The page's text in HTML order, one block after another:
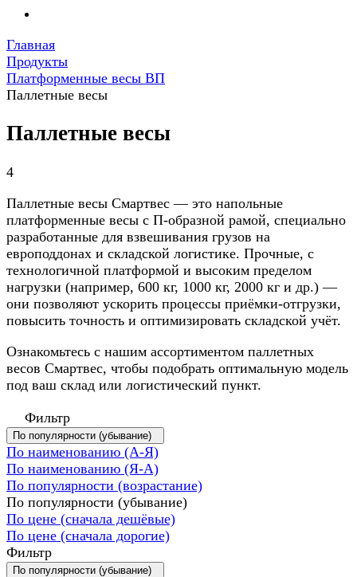
Главная
Продукты
Платформенные весы ВП
Паллетные весы
Паллетные весы
4
Паллетные весы Смартвес — это напольные
платформенные весы с П-образной рамой, специально
разработанные для взвешивания грузов на
европоддонах и складской логистике. Прочные, с
технологичной платформой и высоким пределом
нагрузки (например, 600 кг, 1000 кг, 2000 кг и др.) —
они позволяют ускорить процессы приёмки-отгрузки,
повысить точность и оптимизировать складской учёт.
Ознакомьтесь с нашим ассортиментом паллетных
весов Смартвес, чтобы подобрать оптимальную модель
под ваш склад или логистический пункт.
Фильтр
По популярности (убывание)
По наименованию (А-Я)
По наименованию (Я-А)
По популярности (возрастание)
По популярности (убывание)
По цене (сначала дешёвые)
По цене (сначала дорогие)
Фильтр
По популярности (убывание)